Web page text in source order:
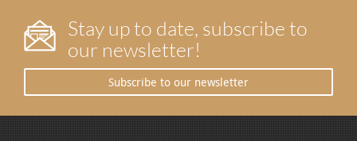
Stay up to date, subscribe to
our newsletter!
Subscribe to our newsletter